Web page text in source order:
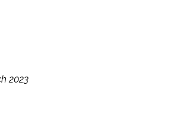
2023